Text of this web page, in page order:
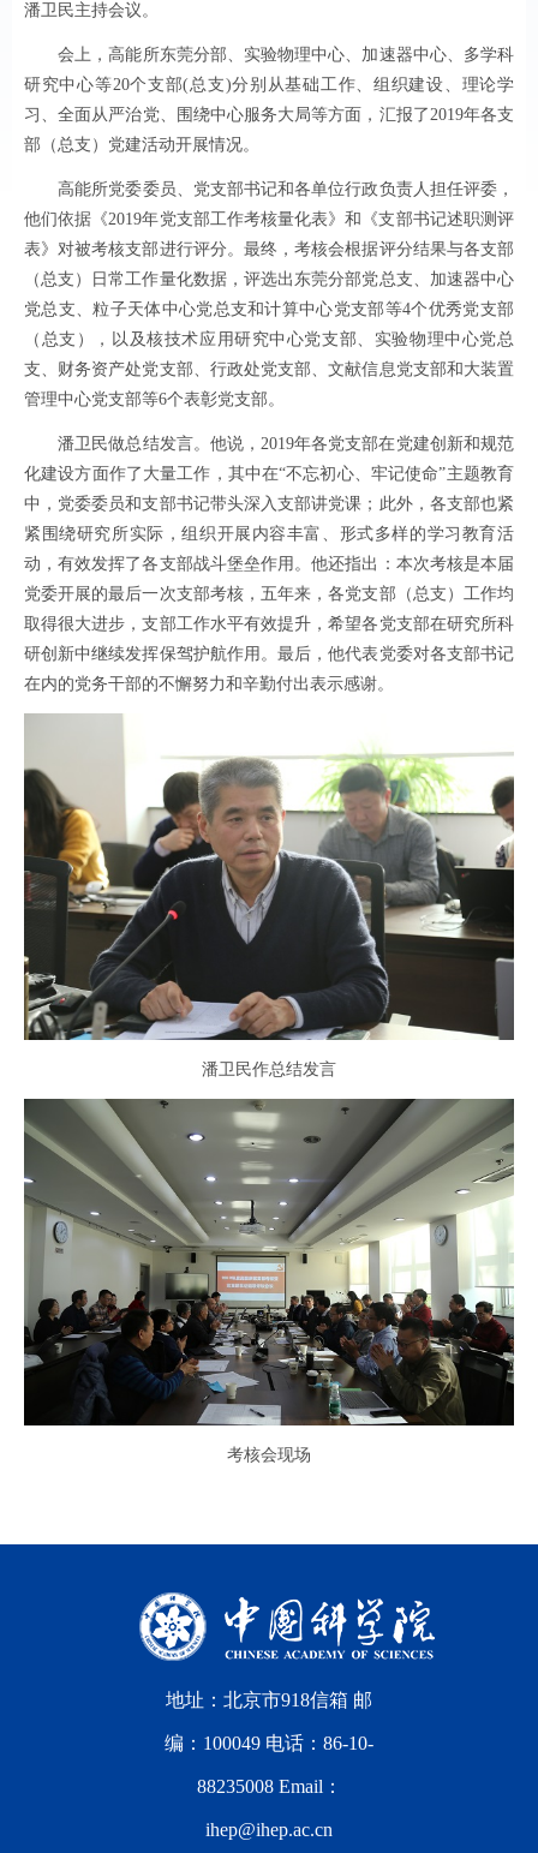
潘卫民主持会议。
会上，高能所东莞分部、实验物理中心、加速器中心、多学科
研究中心等20个支部(总支)分别从基础工作、组织建设、理论学
习、全面从严治党、围绕中心服务大局等方面，汇报了2019年各支
部（总支）党建活动开展情况。
高能所党委委员、党支部书记和各单位行政负责人担任评委，
他们依据《2019年党支部工作考核量化表》和《支部书记述职测评
表》对被考核支部进行评分。最终，考核会根据评分结果与各支部
（总支）日常工作量化数据，评选出东莞分部党总支、加速器中心
党总支、粒子天体中心党总支和计算中心党支部等4个优秀党支部
（总支），以及核技术应用研究中心党支部、实验物理中心党总
支、财务资产处党支部、行政处党支部、文献信息党支部和大装置
管理中心党支部等6个表彰党支部。
潘卫民做总结发言。他说，2019年各党支部在党建创新和规范
化建设方面作了大量工作，其中在“不忘初心、牢记使命”主题教育
中，党委委员和支部书记带头深入支部讲党课；此外，各支部也紧
紧围绕研究所实际，组织开展内容丰富、形式多样的学习教育活
动，有效发挥了各支部战斗堡垒作用。他还指出：本次考核是本届
党委开展的最后一次支部考核，五年来，各党支部（总支）工作均
取得很大进步，支部工作水平有效提升，希望各党支部在研究所科
研创新中继续发挥保驾护航作用。最后，他代表党委对各支部书记
在内的党务干部的不懈努力和辛勤付出表示感谢。
潘卫民作总结发言
考核会现场
地址：北京市918信箱 邮
编：100049 电话：86-10-
88235008 Email：
ihep@ihep.ac.cn